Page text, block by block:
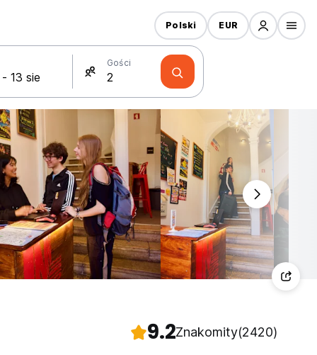
Gości
Polski EUR
9.2Znakomity(2420)